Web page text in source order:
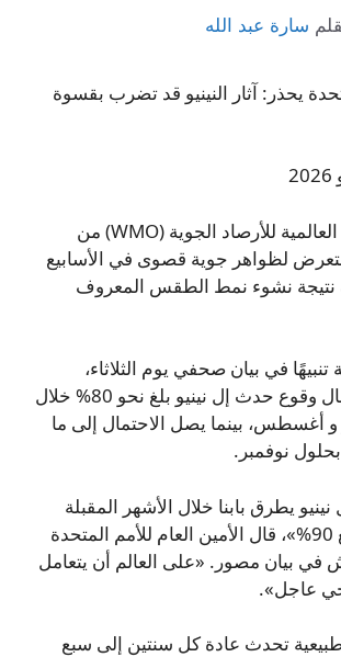
سارة عبد الله
يحذر: آثار النينيو قد تضرب بقسوة
حذّرت المنظمة العالمية للأرصاد الجوية (WMO) من
لظواهر جوية قصوى في الأسابيع
نتيجة نشوء نمط الطقس المعروف
في بيان صحفي يوم الثلاثاء،
موضحةً أن احتمال وقوع حدث إل نينيو بلغ نحو 80% خلال
و أغسطس، بينما يصل الاحتمال إلى ما
يطرق بابنا خلال الأشهر المقبلة
بنسبة يقينية تبلغ 90%»، قال الأمين العام للأمم المتحدة
في بيان مصور. «على العالم أن يتعامل
عاجل».
تحدث عادة كل سنتين إلى سبع